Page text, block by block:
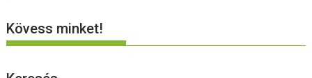
Kövess minket!